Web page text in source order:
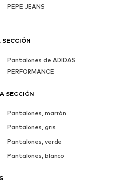
PEPE JEANS
SECCIÓN
Pantalones de ADIDAS
PERFORMANCE
SECCIÓN
Pantalones, marrón
Pantalones, gris
Pantalones, verde
Pantalones, blanco